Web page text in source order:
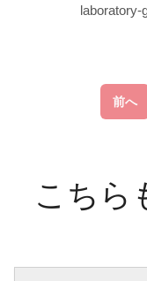
laboratory-
前へ
こちら